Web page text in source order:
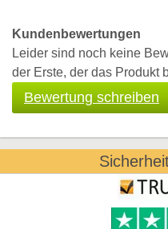
Kundenbewertungen
Leider sind noch keine
der Erste, der das Produkt
Bewertung schreiben